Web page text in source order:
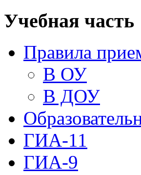
Учебная часть
Правила
В ОУ
В ДОУ
ГИА-11
ГИА-9